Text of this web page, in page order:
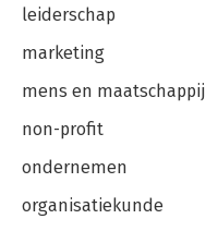
leiderschap
marketing
mens en maatschappij
non-profit
ondernemen
organisatiekunde